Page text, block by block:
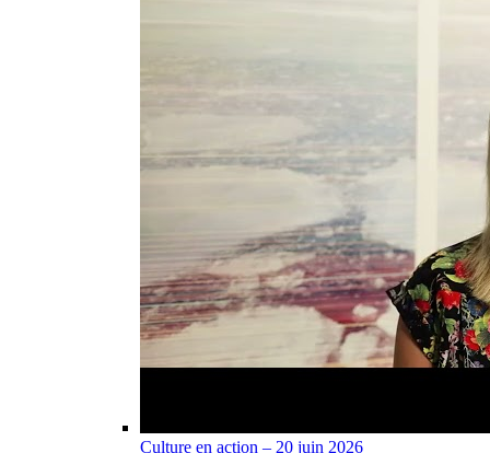
Culture en action – 20 juin 2026